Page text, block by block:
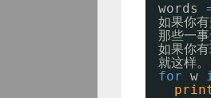
words
如果你
那些一
如果你
就这样
for w